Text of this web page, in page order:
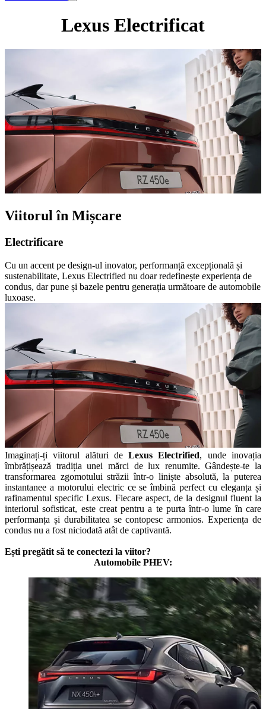
Lexus Electrificat
Viitorul în Mișcare
Electrificare
Cu un accent pe design-ul inovator, performanță excepțională și
sustenabilitate, Lexus Electrified nu doar redefinește experiența de
condus, dar pune și bazele pentru generația următoare de automobile
luxoase.
Imaginați-ți viitorul alături deLexus Electrified, unde inovația
îmbrățișează tradiția unei mărci de lux renumite. Gândește-te la
transformarea zgomotului străzii într-o liniște absolută, la puterea
instantanee a motorului electric ce se îmbină perfect cu eleganța și
rafinamentul specific Lexus. Fiecare aspect, de la designul fluent la
interiorul sofisticat, este creat pentru a te purta într-o lume în care
performanța și durabilitatea se contopesc armonios. Experiența de
condus nu a fost niciodată atât de captivantă.
Ești pregătit să te conectezi la viitor?
Automobile PHEV: